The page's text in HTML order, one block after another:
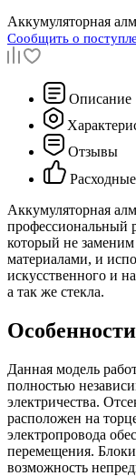
Аккумуляторная
Сообщить о
Описание
Отзывы
Аккумуляторная
профессиональный
который не
материалами, и
искусственного и
а так же стекла.
Данная модель
полностью
электричества.
расположен на
электропровода
перемещения.
возможность